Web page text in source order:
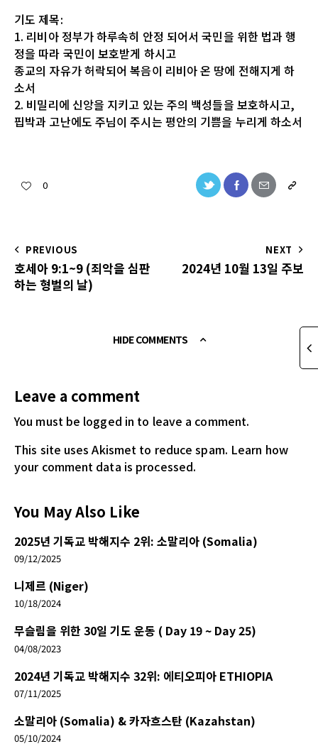
기도 제목:
1. 리비아 정부가 하루속히 안정 되어서 국민을 위한 법과 행
정을 따라 국민이 보호받게 하시고
종교의 자유가 허락되어 복음이 리비아 온 땅에 전해지게 하
소서
2. 비밀리에 신앙을 지키고 있는 주의 백성들을 보호하시고,
핍박과 고난에도 주님이 주시는 평안의 기쁨을 누리게 하소서
0
PREVIOUS
호세아 9:1~9 (죄악을 심판
하는 형벌의 날)
NEXT
2024년 10월 13일 주보
HIDE COMMENTS
Leave a comment
You must be logged in to leave a comment.
This site uses Akismet to reduce spam. Learn how
your comment data is processed.
You May Also Like
2025년 기독교 박해지수 2위: 소말리아 (Somalia)
09/12/2025
니제르 (Niger)
10/18/2024
무슬림을 위한 30일 기도 운동 ( Day 19 ~ Day 25)
04/08/2023
2024년 기독교 박해지수 32위: 에티오피아 ETHIOPIA
07/11/2025
소말리아 (Somalia) & 카자흐스탄 (Kazahstan)
05/10/2024